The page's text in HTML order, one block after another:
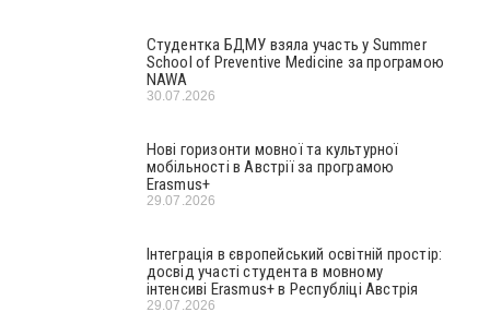
Студентка БДМУ взяла участь у Summer
School of Preventive Medicine за програмою
NAWA
30.07.2026
Нові горизонти мовної та культурної
мобільності в Австрії за програмою
Erasmus+
29.07.2026
Інтеграція в європейський освітній простір:
досвід участі студента в мовному
інтенсиві Erasmus+ в Республіці Австрія
29.07.2026